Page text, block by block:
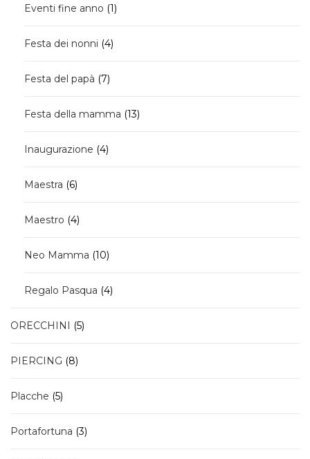
Eventi fine anno 11
Festa dei nonni 44
Festa del papà 77
Festa della mamma 1313
Inaugurazione 44
Maestra
66
Maestro 44
Neo Mamma 1010
Regalo Pasqua 44
ORECCHINI
55
PIERCING
88
Placche 55
Portafortuna 33